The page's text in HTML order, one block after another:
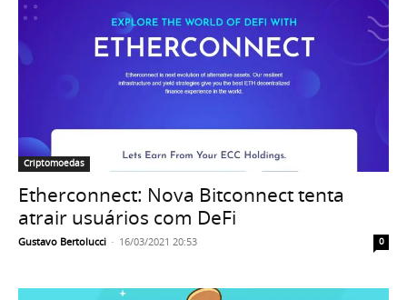
Criptomoedas
Etherconnect: Nova Bitconnect tenta
atrair usuários com DeFi
Gustavo Bertolucci - 16/03/2021 20:53 0